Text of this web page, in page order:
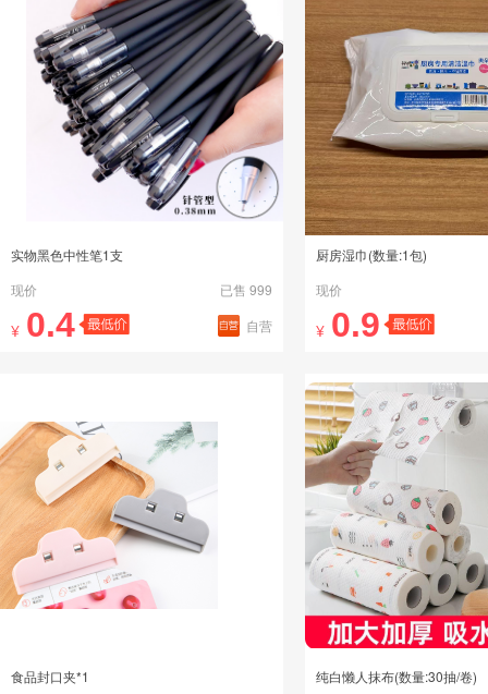
实物黑色中性笔1支
现价
已售 999
¥ 0.4 自营
厨房湿巾(数量:1包)
现价
¥ 0.9
食品封口夹*1
纯白懒人抹布(数量:30抽/卷)